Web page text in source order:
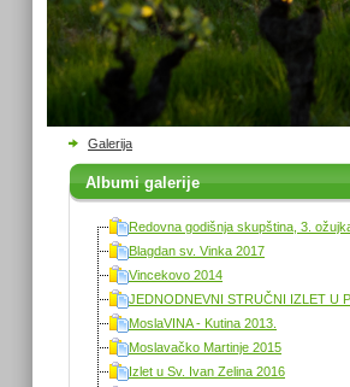
Galerija
Albumi galerije
Redovna godišnja skupština, 3.
Blagdan sv. Vinka 2017
Vincekovo 2014
JEDNODNEVNI STRUČNI IZLET U
MoslaVINA - Kutina 2013.
Moslavačko Martinje 2015
Izlet u Sv. Ivan Zelina 2016